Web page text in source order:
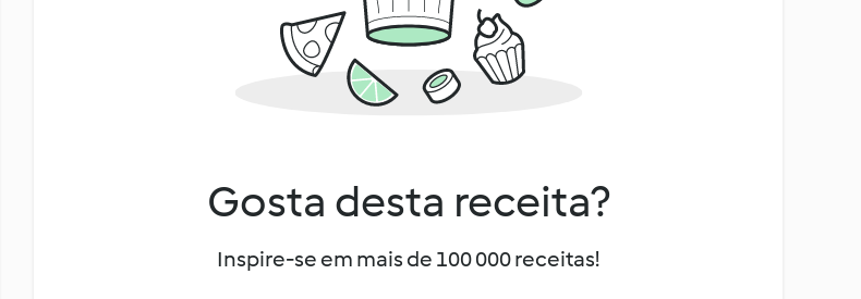
Gosta desta receita?
Inspire-se em mais de 100 000 receitas!